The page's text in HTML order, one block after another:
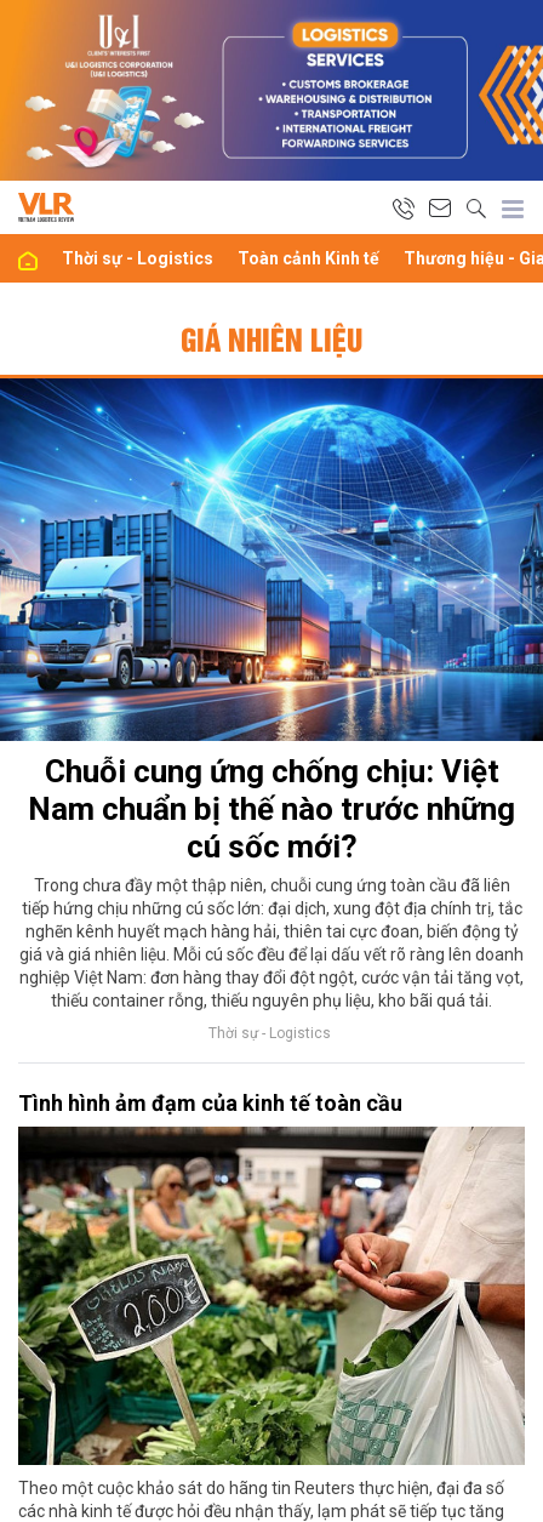
Thời sự - Logistics Toàn cảnh Kinh tế Thương hiệu -
GIÁ NHIÊN LIỆU
Chuỗi cung ứng chống chịu: Việt
Nam chuẩn bị thế nào trước những
cú sốc mới?
Trong chưa đầy một thập niên, chuỗi cung ứng toàn cầu đã liên
tiếp hứng chịu những cú sốc lớn: đại dịch, xung đột địa chính trị, tắc
nghẽn kênh huyết mạch hàng hải, thiên tai cực đoan, biến động tỷ
giá và giá nhiên liệu. Mỗi cú sốc đều để lại dấu vết rõ ràng lên doanh
nghiệp Việt Nam: đơn hàng thay đổi đột ngột, cước vận tải tăng vọt,
thiếu container rỗng, thiếu nguyên phụ liệu, kho bãi quá tải.
Thời sự - Logistics
Tình hình ảm đạm của kinh tế toàn cầu
Theo một cuộc khảo sát do hãng tin Reuters thực hiện, đại đa số
các nhà kinh tế được hỏi đều nhận thấy, lạm phát sẽ tiếp tục tăng